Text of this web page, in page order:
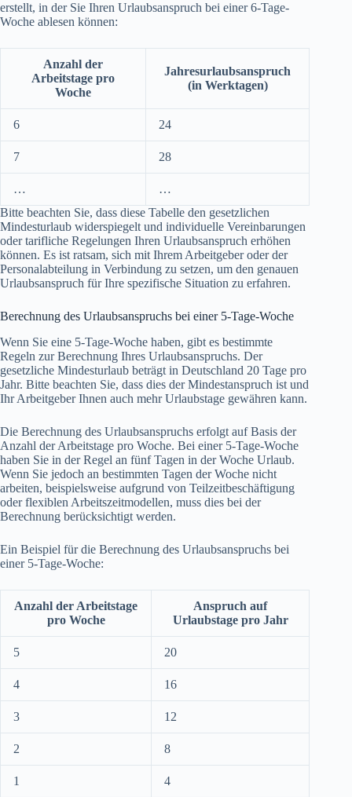
erstellt, in der Sie Ihren Urlaubsanspruch bei einer 6-Tage-
Woche ablesen können:
Anzahl der
Arbeitstage pro
Woche
Jahresurlaubsanspruch
(in Werktagen)
6 24
7 28
…
…
Bitte beachten Sie, dass diese Tabelle den gesetzlichen
Mindesturlaub widerspiegelt und individuelle Vereinbarungen
oder tarifliche Regelungen Ihren Urlaubsanspruch erhöhen
können. Es ist ratsam, sich mit Ihrem Arbeitgeber oder der
Personalabteilung in Verbindung zu setzen, um den genauen
Urlaubsanspruch für Ihre spezifische Situation zu erfahren.
Berechnung des Urlaubsanspruchs bei einer 5-Tage-Woche
Wenn Sie eine 5-Tage-Woche haben, gibt es bestimmte
Regeln zur Berechnung Ihres Urlaubsanspruchs. Der
gesetzliche Mindesturlaub beträgt in Deutschland 20 Tage pro
Jahr. Bitte beachten Sie, dass dies der Mindestanspruch ist und
Ihr Arbeitgeber Ihnen auch mehr Urlaubstage gewähren kann.
Die Berechnung des Urlaubsanspruchs erfolgt auf Basis der
Anzahl der Arbeitstage pro Woche. Bei einer 5-Tage-Woche
haben Sie in der Regel an fünf Tagen in der Woche Urlaub.
Wenn Sie jedoch an bestimmten Tagen der Woche nicht
arbeiten, beispielsweise aufgrund von Teilzeitbeschäftigung
oder flexiblen Arbeitszeitmodellen, muss dies bei der
Berechnung berücksichtigt werden.
Ein Beispiel für die Berechnung des Urlaubsanspruchs bei
einer 5-Tage-Woche:
Anzahl der Arbeitstage
pro Woche
Anspruch auf
Urlaubstage pro Jahr
5 20
4 16
3 12
2 8
1
4